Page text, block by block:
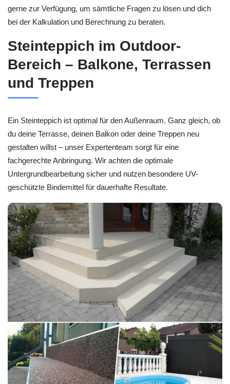
gerne zur Verfügung, um sämtliche Fragen zu lösen und dich
bei der Kalkulation und Berechnung zu beraten.
Steinteppich im Outdoor-
Bereich – Balkone, Terrassen
und Treppen
Ein Steinteppich ist optimal für den Außenraum. Ganz gleich, ob
du deine Terrasse, deinen Balkon oder deine Treppen neu
gestalten willst – unser Expertenteam sorgt für eine
fachgerechte Anbringung. Wir achten die optimale
Untergrundbearbeitung sicher und nutzen besondere UV-
geschützte Bindemittel für dauerhafte Resultate.